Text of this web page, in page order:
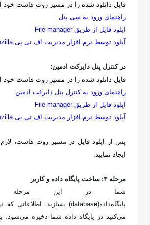
فایل دانلود شده را در مسیر روت هاست خود
راهنمای ورود به سی پنل
آپلود فایل از طریقFile manager
آپلود توسط نرم افزار مدیریت اف تی پی
در کنترل پنل دایرکت ادمین:
فایل دانلود شده را در مسیر روت هاست خود
راهنمای ورود به کنترل پنل دایرکت ادمین
آپلود فایل از طریقFile manager
آپلود توسط نرم افزار مدیریت اف تی پی
پس از آپلود فایل در مسیر روت هاست، لازم
ایجاد نمایید.
مرحله ۳ : ساخت پایگاه داده و کاربر
شما در این مرحله
پایگاه‌داده(database) بسازید. اطلاعاتی که
می‌کنید در پایگاه‌ داده شما ذخیره می‌شود.